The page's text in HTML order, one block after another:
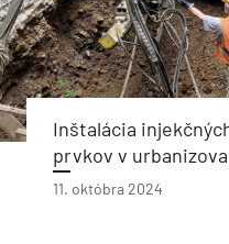
Inštalácia
prvkov v
11. októbra 2024